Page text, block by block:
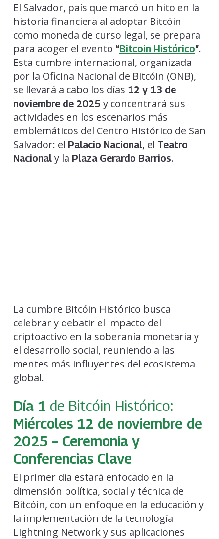
El Salvador, país que marcó un hito en la
historia financiera al adoptar Bitcóin
como moneda de curso legal, se prepara
para acoger el evento “Bitcoin Histórico“.
Esta cumbre internacional, organizada
por la Oficina Nacional de Bitcóin (ONB),
se llevará a cabo los días 12 y 13 de
noviembre de 2025 y concentrará sus
actividades en los escenarios más
emblemáticos del Centro Histórico de San
Salvador: el Palacio Nacional, el Teatro
Nacionaly la Plaza Gerardo Barrios.
La cumbre Bitcóin Histórico busca
celebrar y debatir el impacto del
criptoactivo en la soberanía monetaria y
el desarrollo social, reuniendo a las
mentes más influyentes del ecosistema
global.
Día 1 de Bitcóin Histórico:
Miércoles 12 de noviembre de
2025 – Ceremonia y
Conferencias Clave
El primer día estará enfocado en la
dimensión política, social y técnica de
Bitcóin, con un enfoque en la educación y
la implementación de la tecnología
Lightning Network y sus aplicaciones